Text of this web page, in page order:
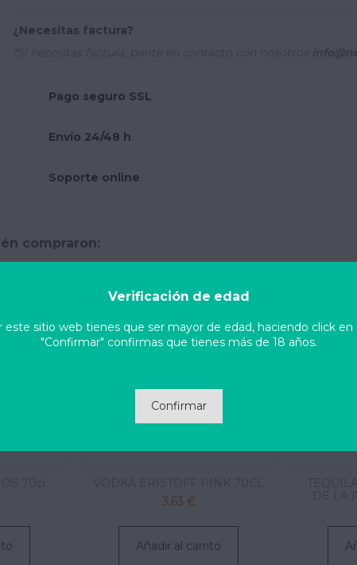
¿Necesitas factura?
Pago seguro SSL
Envío 24/48 h
Soporte online
compraron:
3,63 €
Añadir al carrito
Verificación de edad
este sitio web tienes que ser mayor de edad, haciendo click
"Confirmar" confirmas que tienes más de 18 años.
Confirmar